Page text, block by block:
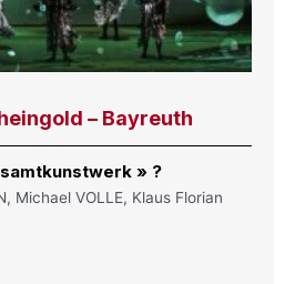
– Bayreuth
» ?
Michael VOLLE, Klaus Florian